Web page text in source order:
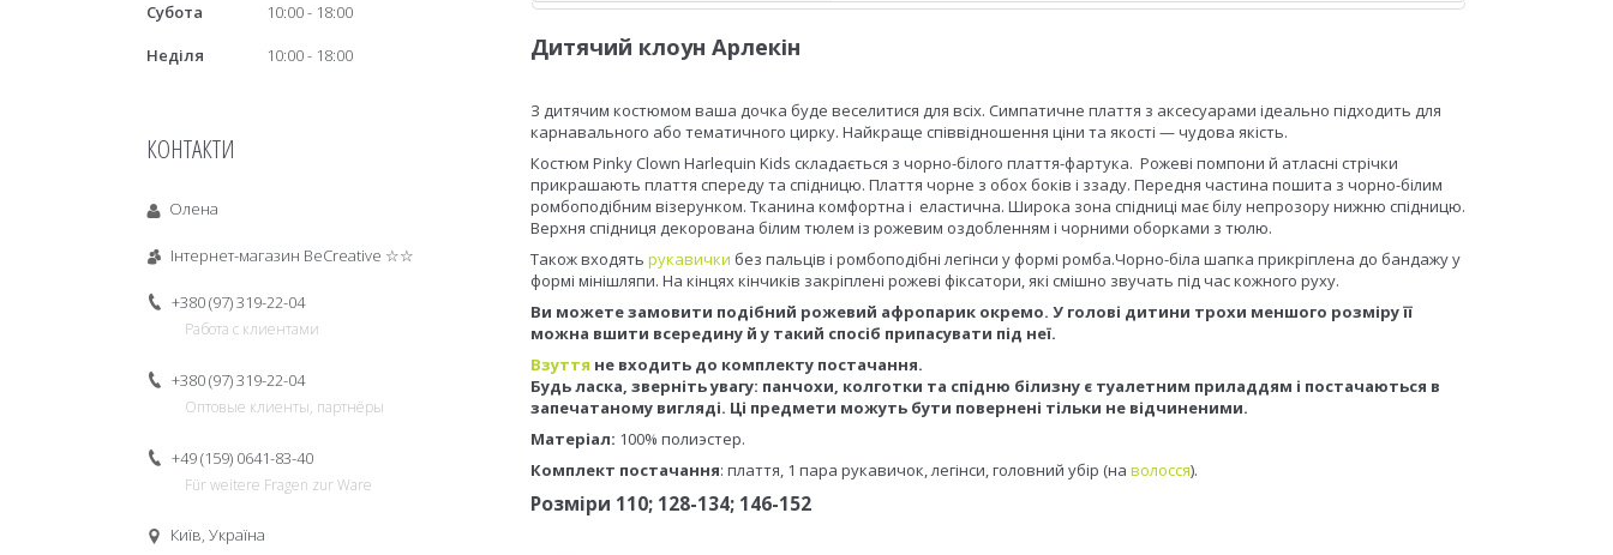
Дитячий клоун Арлекін
З дитячим костюмом ваша дочка буде веселитися для всіх. Симпатичне плаття з аксесуарами ідеально підходить для
карнавального або тематичного цирку. Найкраще співвідношення ціни та якості — чудова якість.
Костюм Pinky Clown Harlequin Kids складається з чорно-білого плаття-фартука. Рожеві помпони й атласні стрічки
прикрашають плаття спереду та спідницю. Плаття чорне з обох боків і ззаду. Передня частина пошита з чорно-білим
ромбоподібним візерунком. Тканина комфортна і еластична. Широка зона спідниці має білу непрозору нижню спідницю.
Верхня спідниця декорована білим тюлем із рожевим оздобленням і чорними оборками з тюлю.
Також входять рукавички без пальців і ромбоподібні легінси у формі ромба.Чорно-біла шапка прикріплена до бандажу у
формі мінішляпи. На кінцях кінчиків закріплені рожеві фіксатори, які смішно звучать під час кожного руху.
Ви можете замовити подібний рожевий афропарик окремо. У голові дитини трохи меншого розміру її
можна вшити всередину й у такий спосіб припасувати під неї.
Взуття не входить до комплекту постачання.
Будь ласка, зверніть увагу: панчохи, колготки та спідню білизну є туалетним приладдям і постачаються в
запечатаному вигляді. Ці предмети можуть бути повернені тільки не відчиненими.
Матеріал: 100% полиэстер.
Комплект постачання: плаття, 1 пара рукавичок, легінси, головний убір (на волосся).
Розміри 110; 128-134; 146-152
Субота
10:00
18:00
Неділя
10:00 18:00
КОНТАКТИ
Олена
Інтернет-магазин BeCreative ☆☆
+380 (97) 319-22-04
Работа с клиентами
+380 (97) 319-22-04
Оптовые клиенты, партнёры
+49 (159) 0641-83-40
Für weitere Fragen zur Ware
Київ, Україна